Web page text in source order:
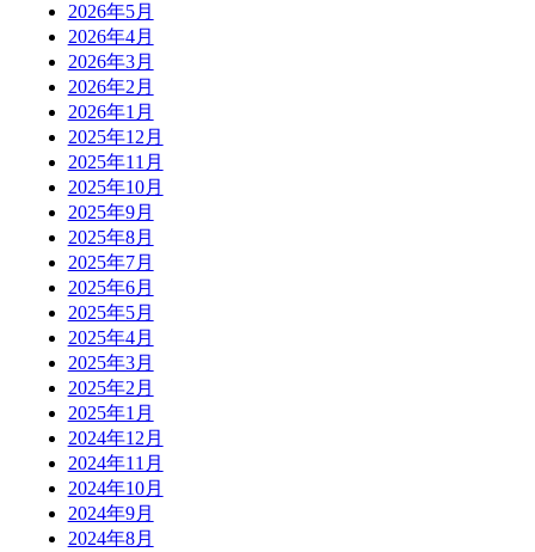
2026年5月
2026年4月
2026年3月
2026年2月
2026年1月
2025年12月
2025年11月
2025年10月
2025年9月
2025年8月
2025年7月
2025年6月
2025年5月
2025年4月
2025年3月
2025年2月
2025年1月
2024年12月
2024年11月
2024年10月
2024年9月
2024年8月